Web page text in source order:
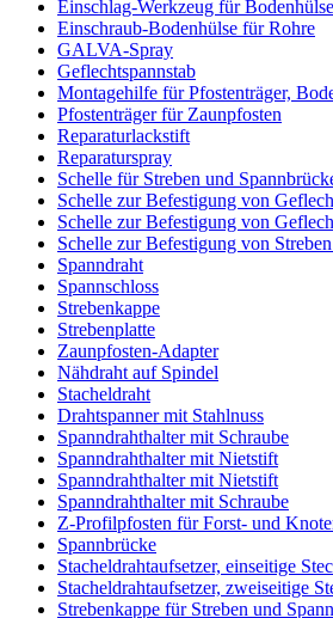
Einschlag-Werkzeug für
Einschraub-Bodenhülse für Rohre
GALVA-Spray
Geflechtspannstab
Montagehilfe für Pfostenträger,
Pfostenträger für Zaunpfosten
Reparaturlackstift
Reparaturspray
Schelle für Streben und
Schelle zur Befestigung von
Schelle zur Befestigung von
Schelle zur Befestigung von
Spanndraht
Spannschloss
Strebenkappe
Strebenplatte
Zaunpfosten-Adapter
Nähdraht auf Spindel
Stacheldraht
Drahtspanner mit Stahlnuss
Spanndrahthalter mit Schraube
Spanndrahthalter mit Nietstift
Spanndrahthalter mit Nietstift
Spanndrahthalter mit Schraube
Z-Profilpfosten für Forst- und
Spannbrücke
Stacheldrahtaufsetzer, einseitige
Stacheldrahtaufsetzer, zweiseitige
Strebenkappe für Streben und